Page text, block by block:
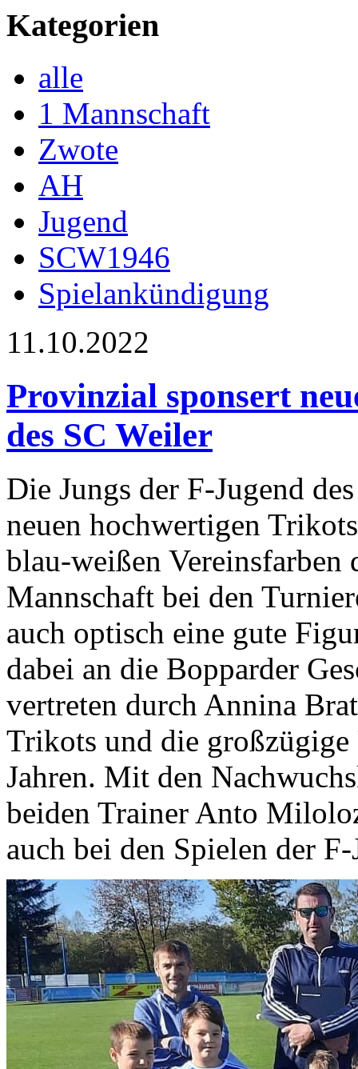
Kategorien
alle
1 Mannschaft
Zwote
AH
Jugend
SCW1946
Spielankündigung
11.10.2022
Provinzial sponsert
des SC Weiler
Die Jungs der F-Jugend
neuen hochwertigen
blau-weißen Vereinsfarben
Mannschaft bei den
auch optisch eine gute
dabei an die Bopparder
vertreten durch Annina
Trikots und die großzügige
Jahren. Mit den
beiden Trainer Anto
auch bei den Spielen der